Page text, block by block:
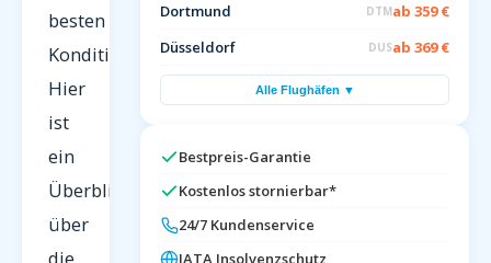
besten
Konditionen.
Hier
ist
ein
Überblick
über
Dortmund
DTMab 359 €
Düsseldorf
DUSab 369 €
Alle Flughäfen ▼
Bestpreis-Garantie
Kostenlos stornierbar*
24/7 Kundenservice
IATA Insolvenzschutz